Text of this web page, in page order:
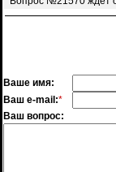
Ваше имя:
Ваш e-mail:*
Ваш вопрос: